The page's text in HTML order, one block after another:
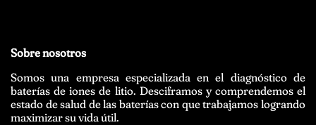
Sobre nosotros
Somos una empresa especializada en el diagnóstico de
baterías de iones de litio. Desciframos y comprendemos el
estado de salud de las baterías con que trabajamos logrando
maximizar su vida útil.